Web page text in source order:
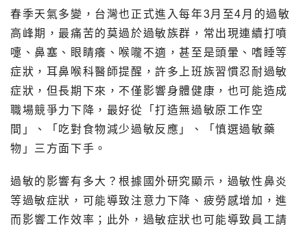
春季天氣多變，台灣也正式進入每年3月至4月的過敏
高峰期，最痛苦的莫過於過敏族群，常出現連續打噴
嚏、鼻塞、眼睛癢、喉嚨不適，甚至是頭暈、嗜睡等
症狀，耳鼻喉科醫師提醒，許多上班族習慣忍耐過敏
症狀，但長期下來，不僅影響身體健康，也可能造成
職場競爭力下降，最好從「打造無過敏原工作空
間」、「吃對食物減少過敏反應」、「慎選過敏藥
物」三方面下手。
過敏的影響有多大？根據國外研究顯示，過敏性鼻炎
等過敏症狀，可能導致注意力下降、疲勞感增加，進
而影響工作效率；此外，過敏症狀也可能導致員工請